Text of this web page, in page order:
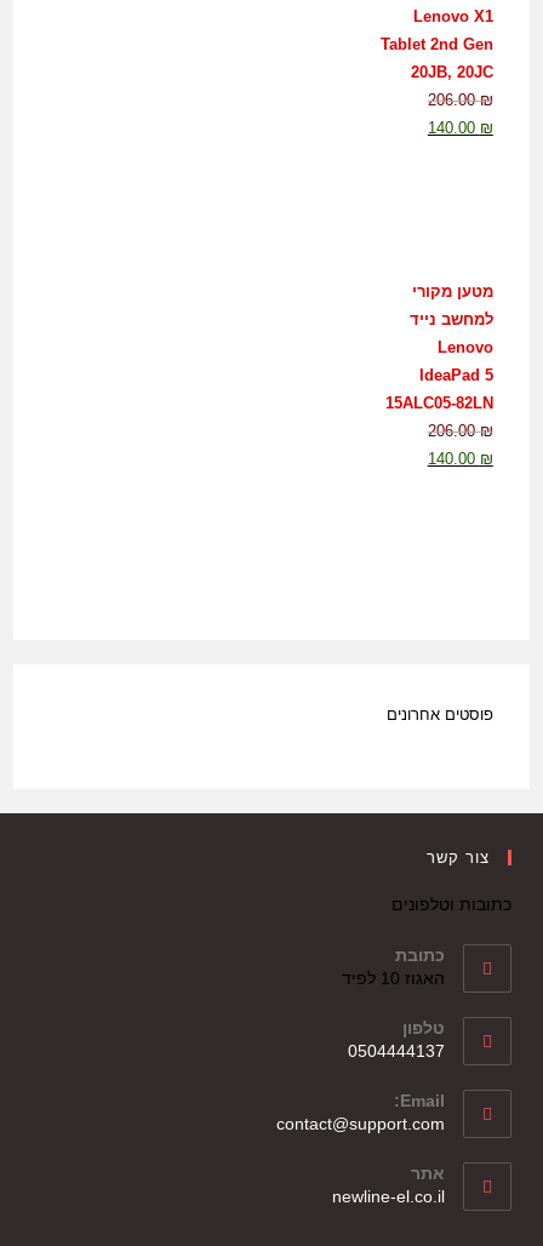
Lenovo X1
Tablet 2nd Gen
20JB, 20JC
206.00₪
140.00 ₪
מטען מקורי
למחשב נייד
Lenovo
IdeaPad 5
15ALC05-82LN
206.00₪
140.00 ₪
פוסטים אחרונים
צור קשר
כתובות וטלפונים
כתובת
האגוז 10 לפיד
טלפון
0504444137
Email:
contact@support.com
אתר
newline-el.co.il